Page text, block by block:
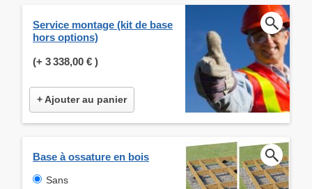
Service montage (kit de base
hors options)
(+ 3 338,00 € )
+ Ajouter au panier
Base à ossature en bois
Sans